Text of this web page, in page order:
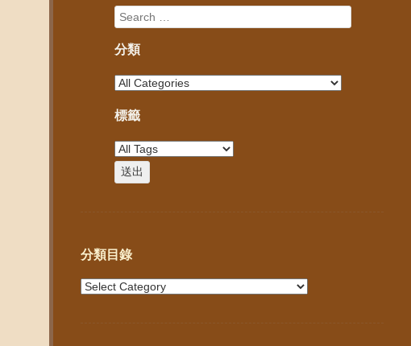
分類
標籤
分類目錄